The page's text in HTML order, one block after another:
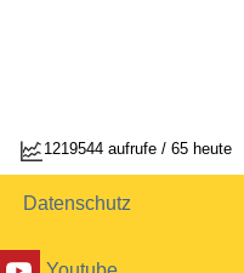
1219544 aufrufe / 65 heute
Datenschutz